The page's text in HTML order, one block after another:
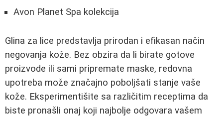
Avon Planet Spa kolekcija
Glina za lice predstavlja prirodan i efikasan način
negovanja kože. Bez obzira da li birate gotove
proizvode ili sami pripremate maske, redovna
upotreba može značajno poboljšati stanje vaše
kože. Eksperimentišite sa različitim receptima da
biste pronašli onaj koji najbolje odgovara vašem